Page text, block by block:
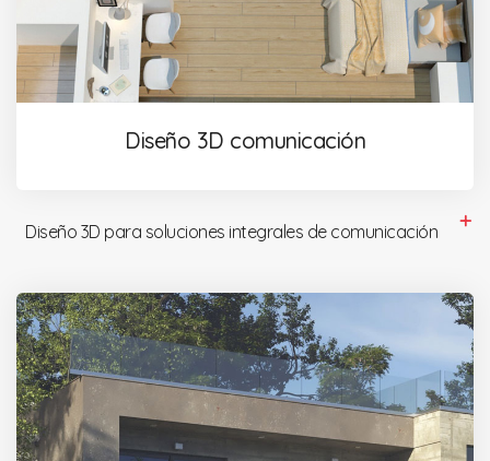
Diseño 3D comunicación
Diseño 3D para soluciones integrales de comunicación